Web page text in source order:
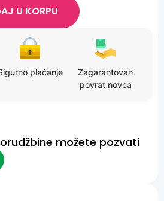
U KORPU
plaćanje
Zagarantovan
povrat novca
možete pozvati